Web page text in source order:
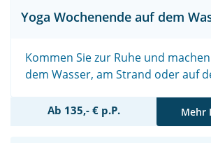
Yoga Wochenende auf dem
Kommen Sie zur Ruhe und
dem Wasser, am Strand oder auf
Ab 135,- € p.P. Mehr